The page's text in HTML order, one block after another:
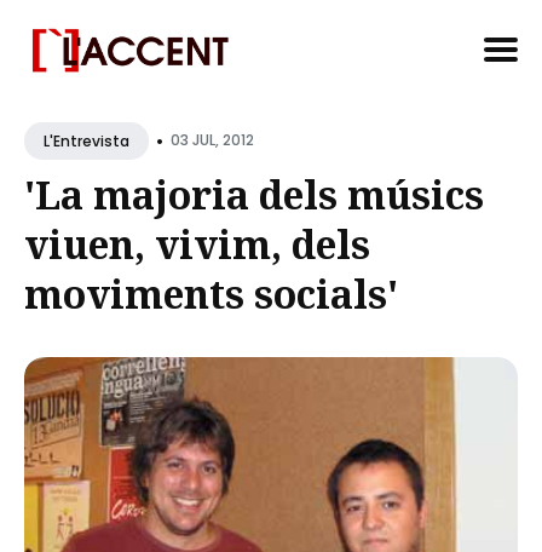
forL'Entrevista • 03 JUL, 2012
'La majoria dels músics
viuen, vivim, dels
moviments socials'